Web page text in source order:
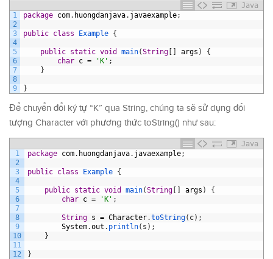
Java
1
2
3
4
5
6
7
8
9
package com. huongdanjava. javaexample;
public class Example {
public static void main(String [ ] args )
{
char c = 'K' ;
}
}
Để chuyển đổi ký tự “K” qua String, chúng ta sẽ sử dụng đối
tượng Character với phương thức toString() như sau:
Java
1
2
3
4
5
6
7
8
9
10
11
12
package com. huongdanjava. javaexample;
public class Example {
public static void main(String [ ] args )
{
char c = 'K' ;
String s = Character.toString( c) ;
System.out . println( s ) ;
}
}